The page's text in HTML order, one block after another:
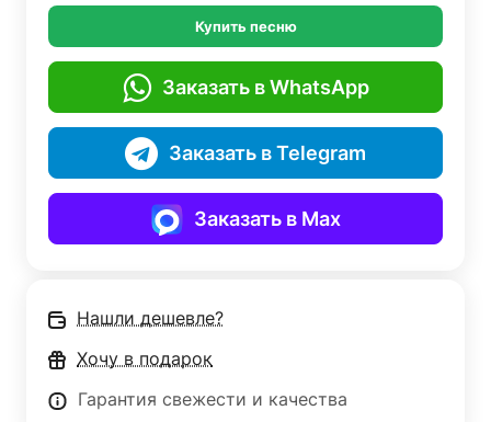
Купить песню
Заказать в WhatsApp
Заказать в Telegram
Заказать в Max
Нашли дешевле?
Хочу в подарок
Гарантия свежести и качества